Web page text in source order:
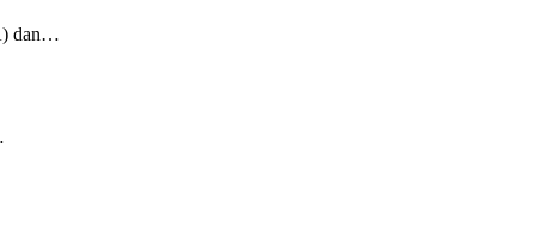
dan…